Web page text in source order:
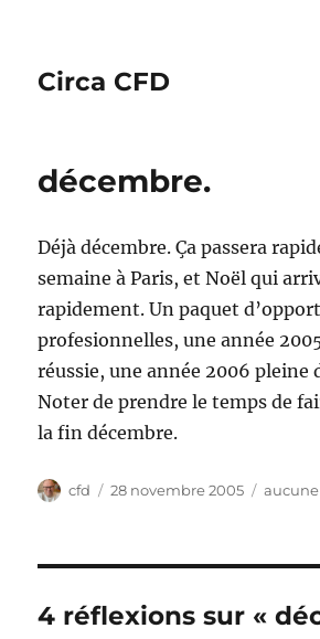
Circa CFD
décembre.
Déjà décembre. Ça passera
semaine à Paris, et Noël qui
rapidement. Un paquet
profesionnelles, une année
réussie, une année 2006 pleine
Noter de prendre le temps de
la fin décembre.
Auteur
cfd
Publié
28 novembre 2005 aucune
4 réflexions sur «